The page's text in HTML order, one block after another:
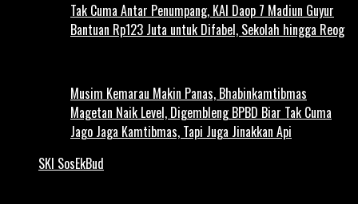
Tak Cuma Antar Penumpang, KAI Daop 7 Madiun Guyur
Bantuan Rp123 Juta untuk Difabel, Sekolah hingga Reog
Musim Kemarau Makin Panas, Bhabinkamtibmas
Magetan Naik Level, Digembleng BPBD Biar Tak Cuma
Jago Jaga Kamtibmas, Tapi Juga Jinakkan Api
SKI SosEkBud